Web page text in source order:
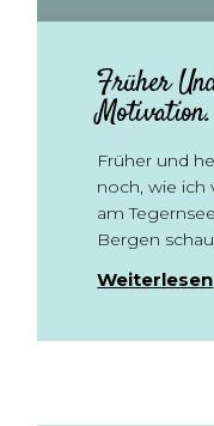
Früher
Motivation.
Früher und
noch, wie ich
am
Bergen
Weiterlesen